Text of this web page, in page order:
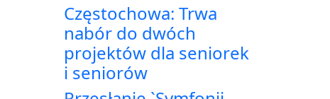
Częstochowa: Trwa
nabór do dwóch
projektów dla seniorek
i seniorów